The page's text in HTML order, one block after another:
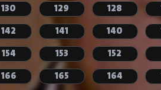
128
129
130
140
141
142
152
153
154
164
165
166